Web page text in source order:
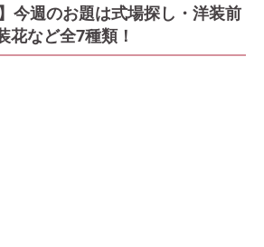
今週のお題は式場探し・洋装前
花など全7種類！